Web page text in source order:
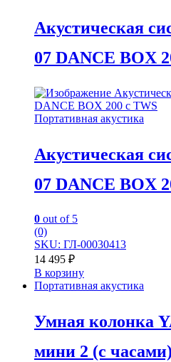
Акустическая
07 DANCE BOX
Портативная акустика
Акустическая
07 DANCE BOX
0 out of 5
(0)
SKU: ГЛ-00030413
14 495 ₽
В корзину
Портативная акустика
Умная колонка
мини 2 (с